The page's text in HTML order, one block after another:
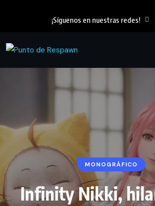
¡Síguenos en nuestras redes!
MONOGRÁFICO
Infinity Nikki,